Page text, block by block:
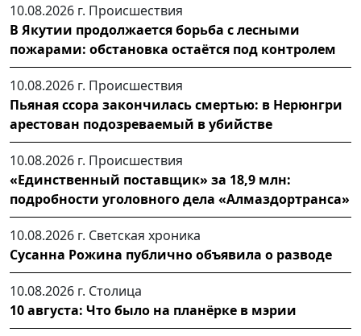
10.08.2026 г. Происшествия
В Якутии продолжается борьба с лесными
пожарами: обстановка остаётся под контролем
10.08.2026 г. Происшествия
Пьяная ссора закончилась смертью: в Нерюнгри
арестован подозреваемый в убийстве
10.08.2026 г. Происшествия
«Единственный поставщик» за 18,9 млн:
подробности уголовного дела «Алмаздортранса»
10.08.2026 г. Светская хроника
Сусанна Рожина публично объявила о разводе
10.08.2026 г. Столица
10 августа: Что было на планёрке в мэрии